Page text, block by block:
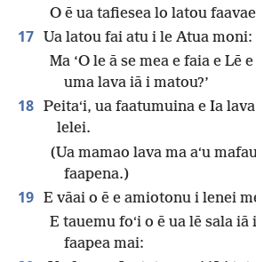
O ē ua tafiesea lo latou
17 Ua latou fai atu i le Atua moni:
Ma ‘O le ā se mea e faia e Lē
uma lava iā i matou?’
18 Peitaʻi, ua faatumuina e Ia
lelei.
(Ua mamao lava ma aʻu
faapena.)
19 E vāai o ē e amiotonu i lenei
E tauemu foʻi o ē ua lē sala iā
faapea mai: